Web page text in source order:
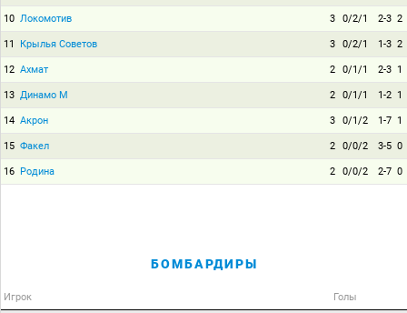
10 Локомотив 3 0/2/1 2-3 2
11 Крылья Советов 3 0/2/1 1-3 2
12 Ахмат 2 0/1/1 2-3 1
13 Динамо М 2 0/1/1 1-2 1
14 Акрон 3 0/1/2 1-7 1
15 Факел 2 0/0/2 3-5 0
16 Родина 2 0/0/2 2-7 0
БОМБАРДИРЫ
Игрок Голы